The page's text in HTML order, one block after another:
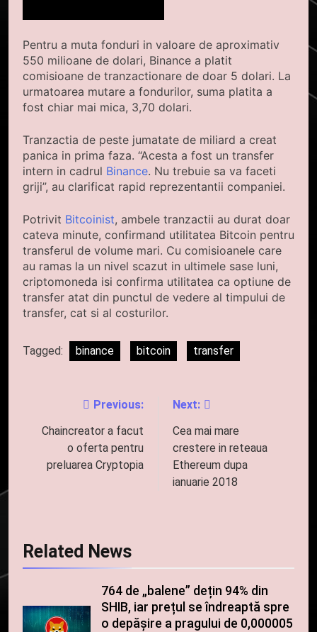
Pentru a muta fonduri in valoare de aproximativ
550 milioane de dolari, Binance a platit
comisioane de tranzactionare de doar 5 dolari. La
urmatoarea mutare a fondurilor, suma platita a
fost chiar mai mica, 3,70 dolari.
Tranzactia de peste jumatate de miliard a creat
panica in prima faza. “Acesta a fost un transfer
intern in cadrul Binance. Nu trebuie sa va faceti
griji”, au clarificat rapid reprezentantii companiei.
Potrivit Bitcoinist, ambele tranzactii au durat doar
cateva minute, confirmand utilitatea Bitcoin pentru
transferul de volume mari. Cu comisioanele care
au ramas la un nivel scazut in ultimele sase luni,
criptomoneda isi confirma utilitatea ca optiune de
transfer atat din punctul de vedere al timpului de
transfer, cat si al costurilor.
Tagged: binance bitcoin transfer
Navigare
în
articole
Previous:
Chaincreator a facut
o oferta pentru
preluarea Cryptopia
Next:
Cea mai mare
crestere in reteaua
Ethereum dupa
ianuarie 2018
Related News
764 de „balene” dețin 94% din
SHIB, iar prețul se îndreaptă spre
o depășire a pragului de 0,000005